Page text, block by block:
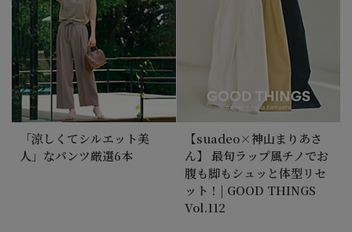
「涼しくてシルエット美
人」なパンツ厳選6本
【suadeo×神山まりあさ
ん】 最旬ラップ風チノでお
腹も脚もシュッと体型リセ
ット！| GOOD THINGS
Vol.112